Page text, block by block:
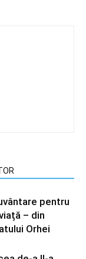
pentru
– din
Orhei